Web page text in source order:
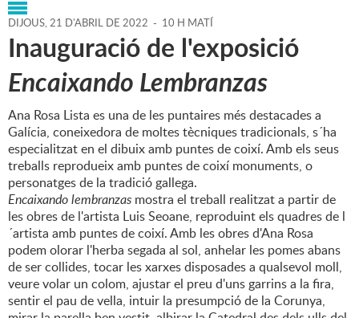
DIJOUS,21 D'ABRIL DE 2022 - 10 H MATÍ
Inauguració de l'exposició
Encaixando Lembranzas
Ana Rosa Lista es una de les puntaires més destacades a
Galícia, coneixedora de moltes tècniques tradicionals, s´ha
especialitzat en el dibuix amb puntes de coixí. Amb els seus
treballs reprodueix amb puntes de coixí monuments, o
personatges de la tradició gallega.
Encaixando lembranzas mostra el treball realitzat a partir de
les obres de l'artista Luis Seoane, reproduint els quadres de l
´artista amb puntes de coixí. Amb les obres d'Ana Rosa
podem olorar l'herba segada al sol, anhelar les pomes abans
de ser collides, tocar les xarxes disposades a qualsevol moll,
veure volar un colom, ajustar el preu d'uns garrins a la fira,
sentir el pau de vella, intuir la presumpció de la Corunya,